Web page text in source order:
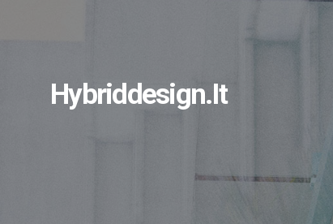
Hybriddesign.it